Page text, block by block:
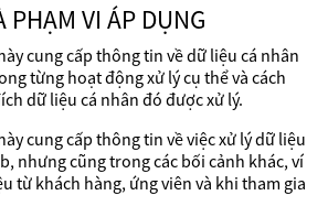
VI ÁP DỤNG
cung cấp thông tin về dữ liệu cá nhân
từng hoạt động xử lý cụ thể và cách
dữ liệu cá nhân đó được xử lý.
cung cấp thông tin về việc xử lý dữ liệu
nhưng cũng trong các bối cảnh khác, ví
từ khách hàng, ứng viên và khi tham gia